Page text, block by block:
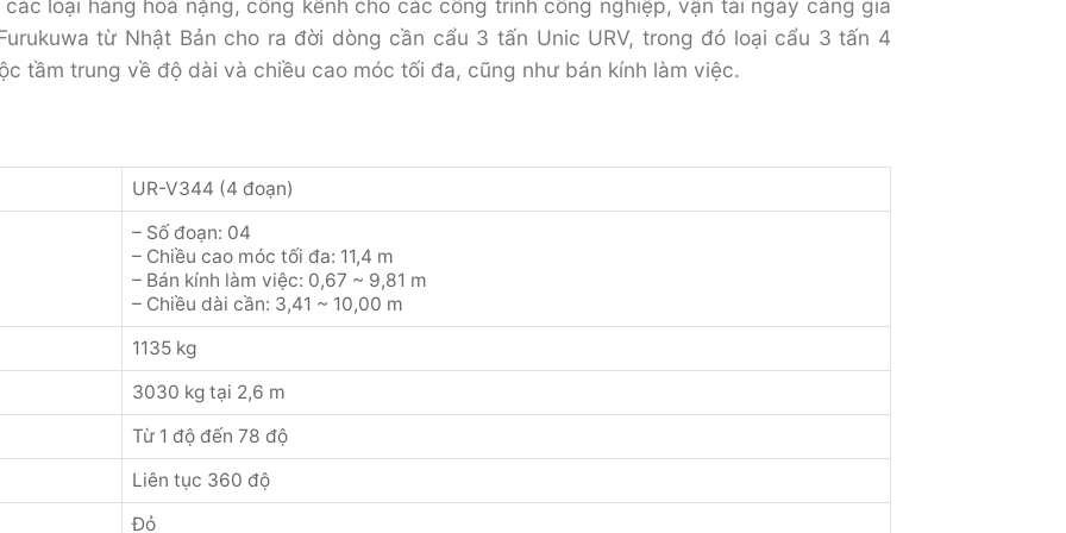
loại hàng hoá nặng, cồng kềnh cho các công trình công nghiệp, vận tải ngày càng gia
từ Nhật Bản cho ra đời dòng cần cẩu 3 tấn Unic URV, trong đó loại cẩu 3 tấn 4
tầm trung về độ dài và chiều cao móc tối đa, cũng như bán kính làm việc.
UR-V344 (4 đoạn)
– Số đoạn: 04
– Chiều cao móc tối đa: 11,4 m
– Bán kính làm việc: 0,67 ~ 9,81 m
– Chiều dài cần: 3,41 ~ 10,00 m
1135 kg
3030 kg tại 2,6 m
Từ 1 độ đến 78 độ
Liên tục 360 độ
Đỏ